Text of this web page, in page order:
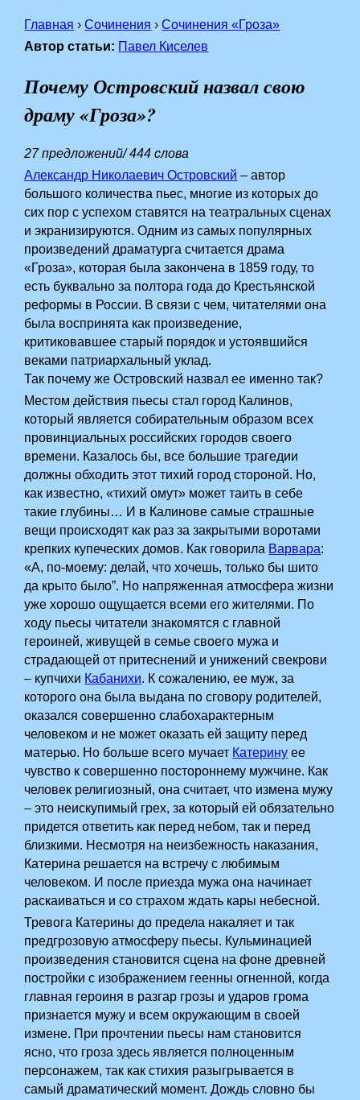
Главная › Сочинения › Сочинения «Гроза»
Автор статьи: Павел Киселев
Почему Островский назвал свою
драму «Гроза»?
27 предложений/ 444 слова
Александр Николаевич Островский – автор
большого количества пьес, многие из которых до
сих пор с успехом ставятся на театральных сценах
и экранизируются. Одним из самых популярных
произведений драматурга считается драма
«Гроза», которая была закончена в 1859 году, то
есть буквально за полтора года до Крестьянской
реформы в России. В связи с чем, читателями она
была воспринята как произведение,
критиковавшее старый порядок и устоявшийся
веками патриархальный уклад.­­ ­
Так почему же Островский назвал ее именно так?
Местом действия пьесы стал город Калинов,
который является собирательным образом всех
провинциальных российских городов своего
времени. Казалось бы, все большие трагедии
должны обходить этот тихий город стороной. Но,
как известно, «тихий омут» может таить в себе
такие глубины…­ И в Калинове самые страшные
вещи происходят как раз за закрытыми воротами
крепких купеческих домов. Как говорила Варвара:
«А, по-моему: делай, что хочешь, только бы шито
да крыто было”. Но напряженная атмосфера жизни
уже хорошо ощущается всеми его жителями. По
ходу пьесы читатели знакомятся с главной
героиней, живущей в семье своего мужа и
страдающей от притеснений и унижений свекрови
– купчихи Кабанихи. К сожалению, ее муж, за
которого она была выдана по сговору родителей,
оказался совершенно слабохарактерным
человеком и не может оказать ей защиту перед
матерью. Но больше всего мучает Катерину ее
чувство к совершенно постороннему мужчине. Как
человек религиозный, она считает, что измена мужу
– это неискупимый грех, за который ей обязательно
придется ответить как перед небом, так и перед
близкими. Несмотря на неизбежность наказания,
Катерина решается на встречу с любимым
человеком. И после приезда мужа она начинает
раскаиваться и со страхом ждать кары небесной.­­­ ­
Тревога Катерины до предела накаляет и так
предгрозовую атмосферу пьесы. Кульминацией
произведения становится сцена на фоне древней
постройки с изображением геенны огненной, когда
главная героиня в разгар грозы и ударов грома
признается мужу и всем окружающим в своей
измене. При прочтении пьесы нам становится
ясно, что гроза здесь является полноценным
персонажем, так как стихия разыгрывается в
самый драматический момент. Дождь словно бы